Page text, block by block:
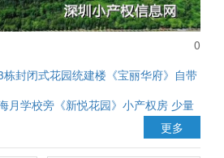
0
栋封闭式花园统建楼《宝丽华府》自带
通天然气 均价7000元/平 虎门高铁站
月学校旁《新悦花园》小产权房 少量
园环绕 单价3298元/平起 无条件首付
更多